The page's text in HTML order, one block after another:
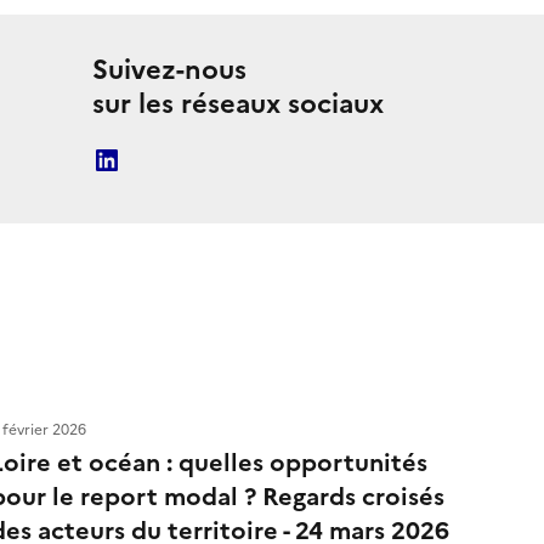
Suivez-nous
sur les réseaux sociaux
et océan : quelles opportunités
le report modal ? Regards croisés
acteurs du territoire - 24 mars 2026
2026